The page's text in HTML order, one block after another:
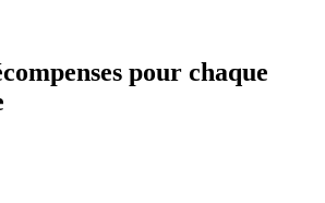
pour chaque